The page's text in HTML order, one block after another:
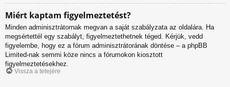
Miért kaptam figyelmeztetést?
Minden adminisztrátornak megvan a saját szabályzata az oldalára. Ha
megsértettél egy szabályt, figyelmeztethetnek téged. Kérjük, vedd
figyelembe, hogy ez a fórum adminisztrátorának döntése – a phpBB
Limited-nak semmi köze nincs a fórumokon kiosztott
figyelmeztetésekhez.
Vissza a tetejére